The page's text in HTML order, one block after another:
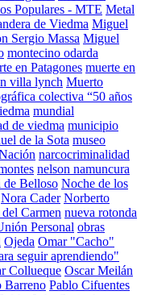
Populares - MTE Metal
de Viedma Miguel
Sergio Massa Miguel
montecino odarda
en Patagones muerte en
villa lynch Muerto
colectiva “50 años
mundial
de viedma municipio
de la Sota museo
narcocriminalidad
nelson namuncura
Belloso Noche de los
Nora Cader Norberto
Carmen nueva rotonda
Personal obras
Ojeda Omar "Cacho"
seguir aprendiendo"
Collueque Oscar Meilán
Barreno Pablo Cifuentes